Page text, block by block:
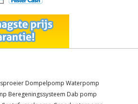
Dompelpomp Waterpomp
Beregeningssysteem Dab pomp